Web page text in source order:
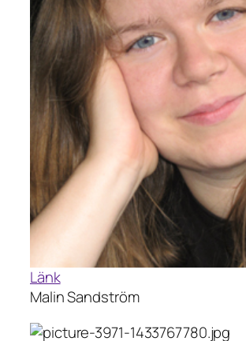
Länk
Malin Sandström